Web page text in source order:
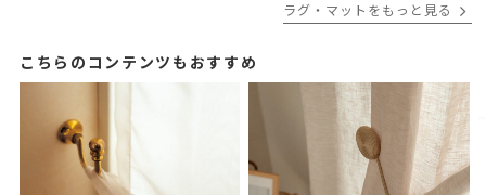
ラグ・マットをもっと見る
こちらのコンテンツもおすすめ